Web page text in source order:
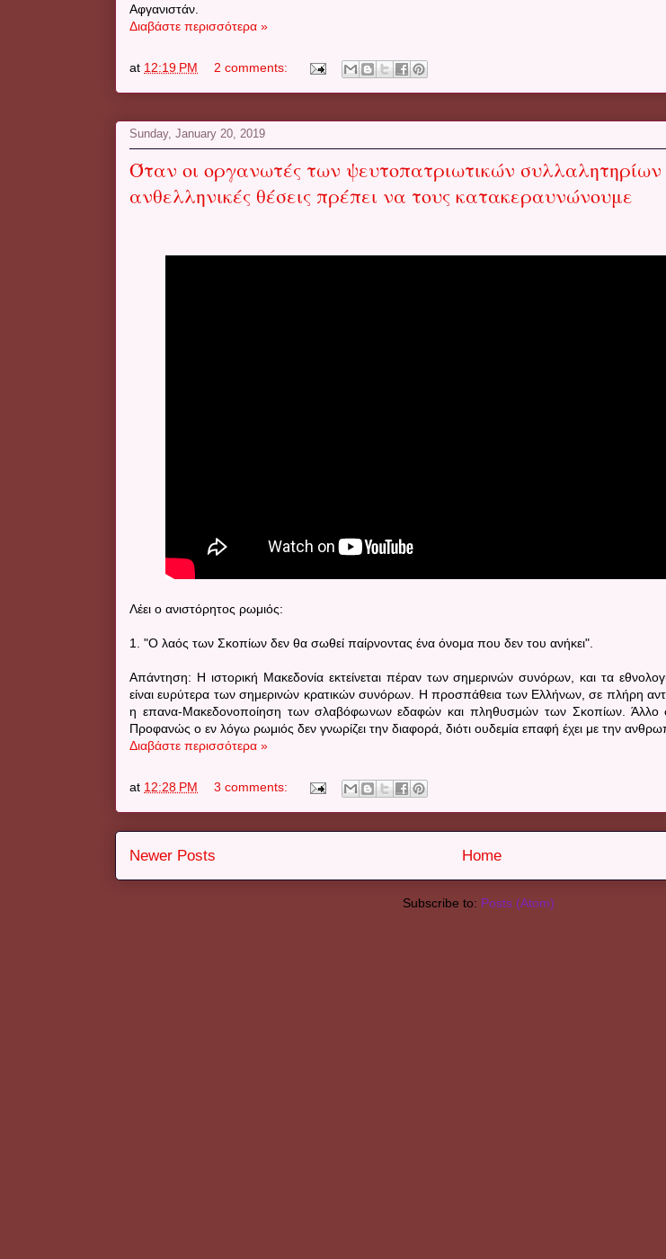
Αφγανιστάν.
Διαβάστε περισσότερα »
at 12:19 PM 2 comments:
Sunday, January 20, 2019
Όταν οι οργανωτές των ψευτοπατριωτικών
ανθελληνικές θέσεις πρέπει να τους κατακεραυνώνουμε
Λέει ο ανιστόρητος ρωμιός:
1. "Ο λαός των Σκοπίων δεν θα σωθεί παίρνοντας ένα όνομα που δεν του ανήκει".
Απάντηση: Η ιστορική Μακεδονία εκτείνεται πέραν των σημερινών συνόρων, και τα
είναι ευρύτερα των σημερινών κρατικών συνόρων. Η προσπάθεια των Ελλήνων, σε πλήρη
η επανα-Μακεδονοποίηση των σλαβόφωνων εδαφών και πληθυσμών των Σκοπίων. Άλλο
Προφανώς ο εν λόγω ρωμιός δεν γνωρίζει την διαφορά, διότι ουδεμία επαφή έχει με την
Διαβάστε περισσότερα »
at 12:28 PM 3 comments:
Newer Posts Home
Subscribe to: Posts (Atom)